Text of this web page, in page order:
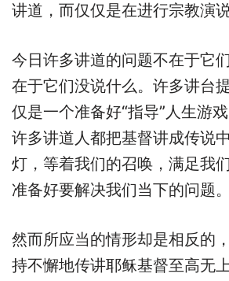
讲道，而仅仅是在进行宗教演说
今日许多讲道的问题不在于它
在于它们没说什么。许多讲台
仅是一个准备好“指导”人生游戏
许多讲道人都把基督讲成传说
灯，等着我们的召唤，满足我
准备好要解决我们当下的问题。
然而所应当的情形却是相反的
持不懈地传讲耶稣基督至高无